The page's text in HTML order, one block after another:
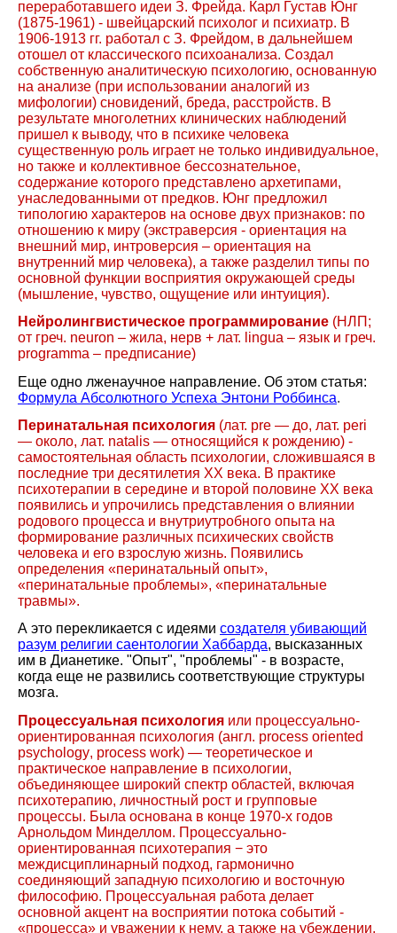
переработавшего идеи З. Фрейда. Карл Густав Юнг
(1875-1961) - швейцарский психолог и психиатр. В
1906-1913 гг. работал с З. Фрейдом, в дальнейшем
отошел от классического психоанализа. Создал
собственную аналитическую психологию, основанную
на анализе (при использовании аналогий из
мифологии) сновидений, бреда, расстройств. В
результате многолетних клинических наблюдений
пришел к выводу, что в психике человека
существенную роль играет не только индивидуальное,
но также и коллективное бессознательное,
содержание которого представлено архетипами,
унаследованными от предков. Юнг предложил
типологию характеров на основе двух признаков: по
отношению к миру (экстраверсия - ориентация на
внешний мир, интроверсия – ориентация на
внутренний мир человека), а также разделил типы по
основной функции восприятия окружающей среды
(мышление, чувство, ощущение или интуиция).
Нейролингвистическое программирование (НЛП;
от греч. neuron – жила, нерв + лат. lingua – язык и греч.
programma – предписание)
Еще одно лженаучное направление. Об этом статья:
Формула Абсолютного Успеха Энтони Роббинса.
Перинатальная психология (лат. pre — до, лат. peri
— около, лат. natalis — относящийся к рождению) -
самостоятельная область психологии, сложившаяся в
последние три десятилетия ХХ века. В практике
психотерапии в середине и второй половине ХХ века
появились и упрочились представления о влиянии
родового процесса и внутриутробного опыта на
формирование различных психических свойств
человека и его взрослую жизнь. Появились
определения «перинатальный опыт»,
«перинатальные проблемы», «перинатальные
травмы».
А это перекликается с идеями создателя убивающий
разум религии саентологии Хаббарда, высказанных
им в Дианетике. "Опыт", "проблемы" - в возрасте,
когда еще не развились соответствующие структуры
мозга.
Процессуальная психология или процессуально-
ориентированная психология (англ. process oriented
psychology, process work) — теоретическое и
практическое направление в психологии,
объединяющее широкий спектр областей, включая
психотерапию, личностный рост и групповые
процессы. Была основана в конце 1970-х годов
Арнольдом Минделлом. Процессуально-
ориентированная психотерапия − это
междисциплинарный подход, гармонично
соединяющий западную психологию и восточную
философию. Процессуальная работа делает
основной акцент на восприятии потока событий -
«процесса» и уважении к нему, а также на убеждении,